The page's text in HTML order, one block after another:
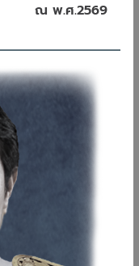
ณ พ.ศ.2569